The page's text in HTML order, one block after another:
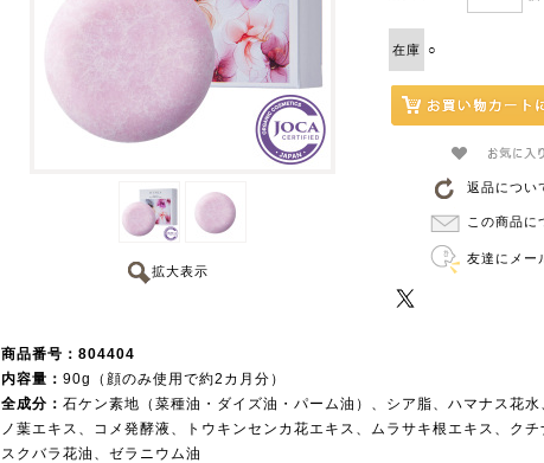
拡大表示
在庫 ○
返品につい
この商品に
友達にメー
商品番号：804404
内容量： 90g（顔のみ使用で約2カ月分）
全成分： 石ケン素地（菜種油・ダイズ油・パーム油）、シア脂、ハマナス花
ノ葉エキス、コメ発酵液、トウキンセンカ花エキス、ムラサキ根エキス、ク
スクバラ花油、ゼラニウム油